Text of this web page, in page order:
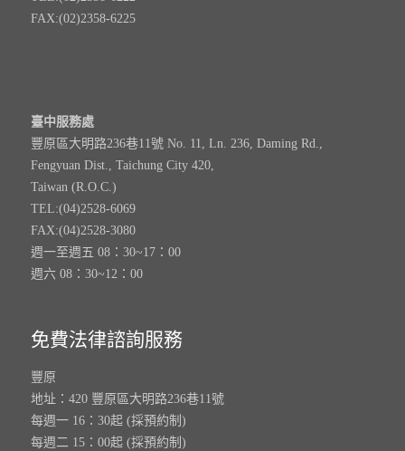
FAX:(02)2358-6225
臺中服務處
豐原區大明路236巷11號 No. 11, Ln. 236, Daming Rd.,
Fengyuan Dist., Taichung City 420,
Taiwan (R.O.C.)
TEL:(04)2528-6069
FAX:(04)2528-3080
週一至週五 08：30~17：00
週六 08：30~12：00
免費法律諮詢服務
豐原
地址：420 豐原區大明路236巷11號
每週一 16：30起 (採預約制)
每週二 15：00起 (採預約制)